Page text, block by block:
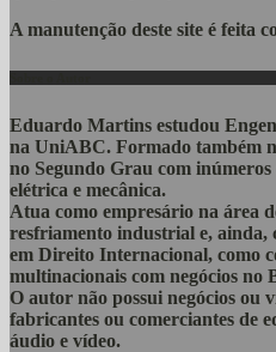
A manutenção deste site é feita
Eduardo Martins estudou
na UniABC. Formado também
no Segundo Grau com inúmeros
elétrica e mecânica.
Atua como empresário na área
resfriamento industrial e, ainda,
em Direito Internacional, como
multinacionais com negócios no
O autor não possui negócios ou
fabricantes ou comerciantes de
áudio e vídeo.